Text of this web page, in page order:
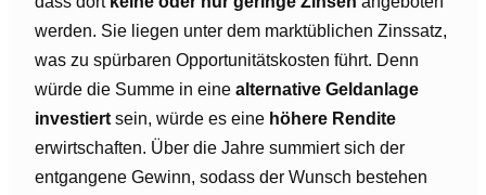
werden. Sie liegen unter dem marktüblichen Zinssatz,
was zu spürbaren Opportunitätskosten führt. Denn
würde die Summe in eine alternative Geldanlage
investiert sein, würde es eine höhere Rendite
erwirtschaften. Über die Jahre summiert sich der
entgangene Gewinn, sodass der Wunsch bestehen